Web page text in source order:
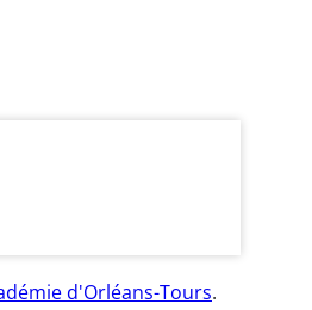
d'Orléans-Tours.